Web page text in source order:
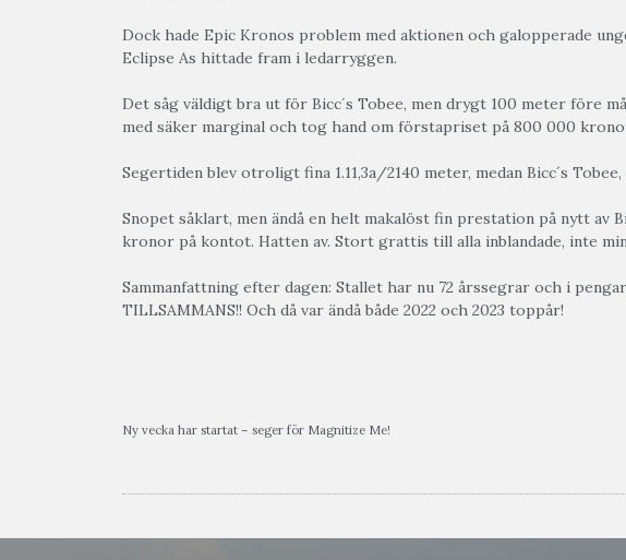
Dock hade Epic Kronos problem med aktionen och galopperade
Eclipse As hittade fram i ledarryggen.
Det såg väldigt bra ut för Bicc´s Tobee, men drygt 100 meter före
med säker marginal och tog hand om förstapriset på 800 000
Segertiden blev otroligt fina 1.11,3a/2140 meter, medan Bicc´s
Snopet såklart, men ändå en helt makalöst fin prestation på nytt
kronor på kontot. Hatten av. Stort grattis till alla inblandade, inte
Sammanfattning efter dagen: Stallet har nu 72 årssegrar och i
TILLSAMMANS!! Och då var ändå både 2022 och 2023 toppår!
Ny vecka har startat – seger för Magnitize Me!